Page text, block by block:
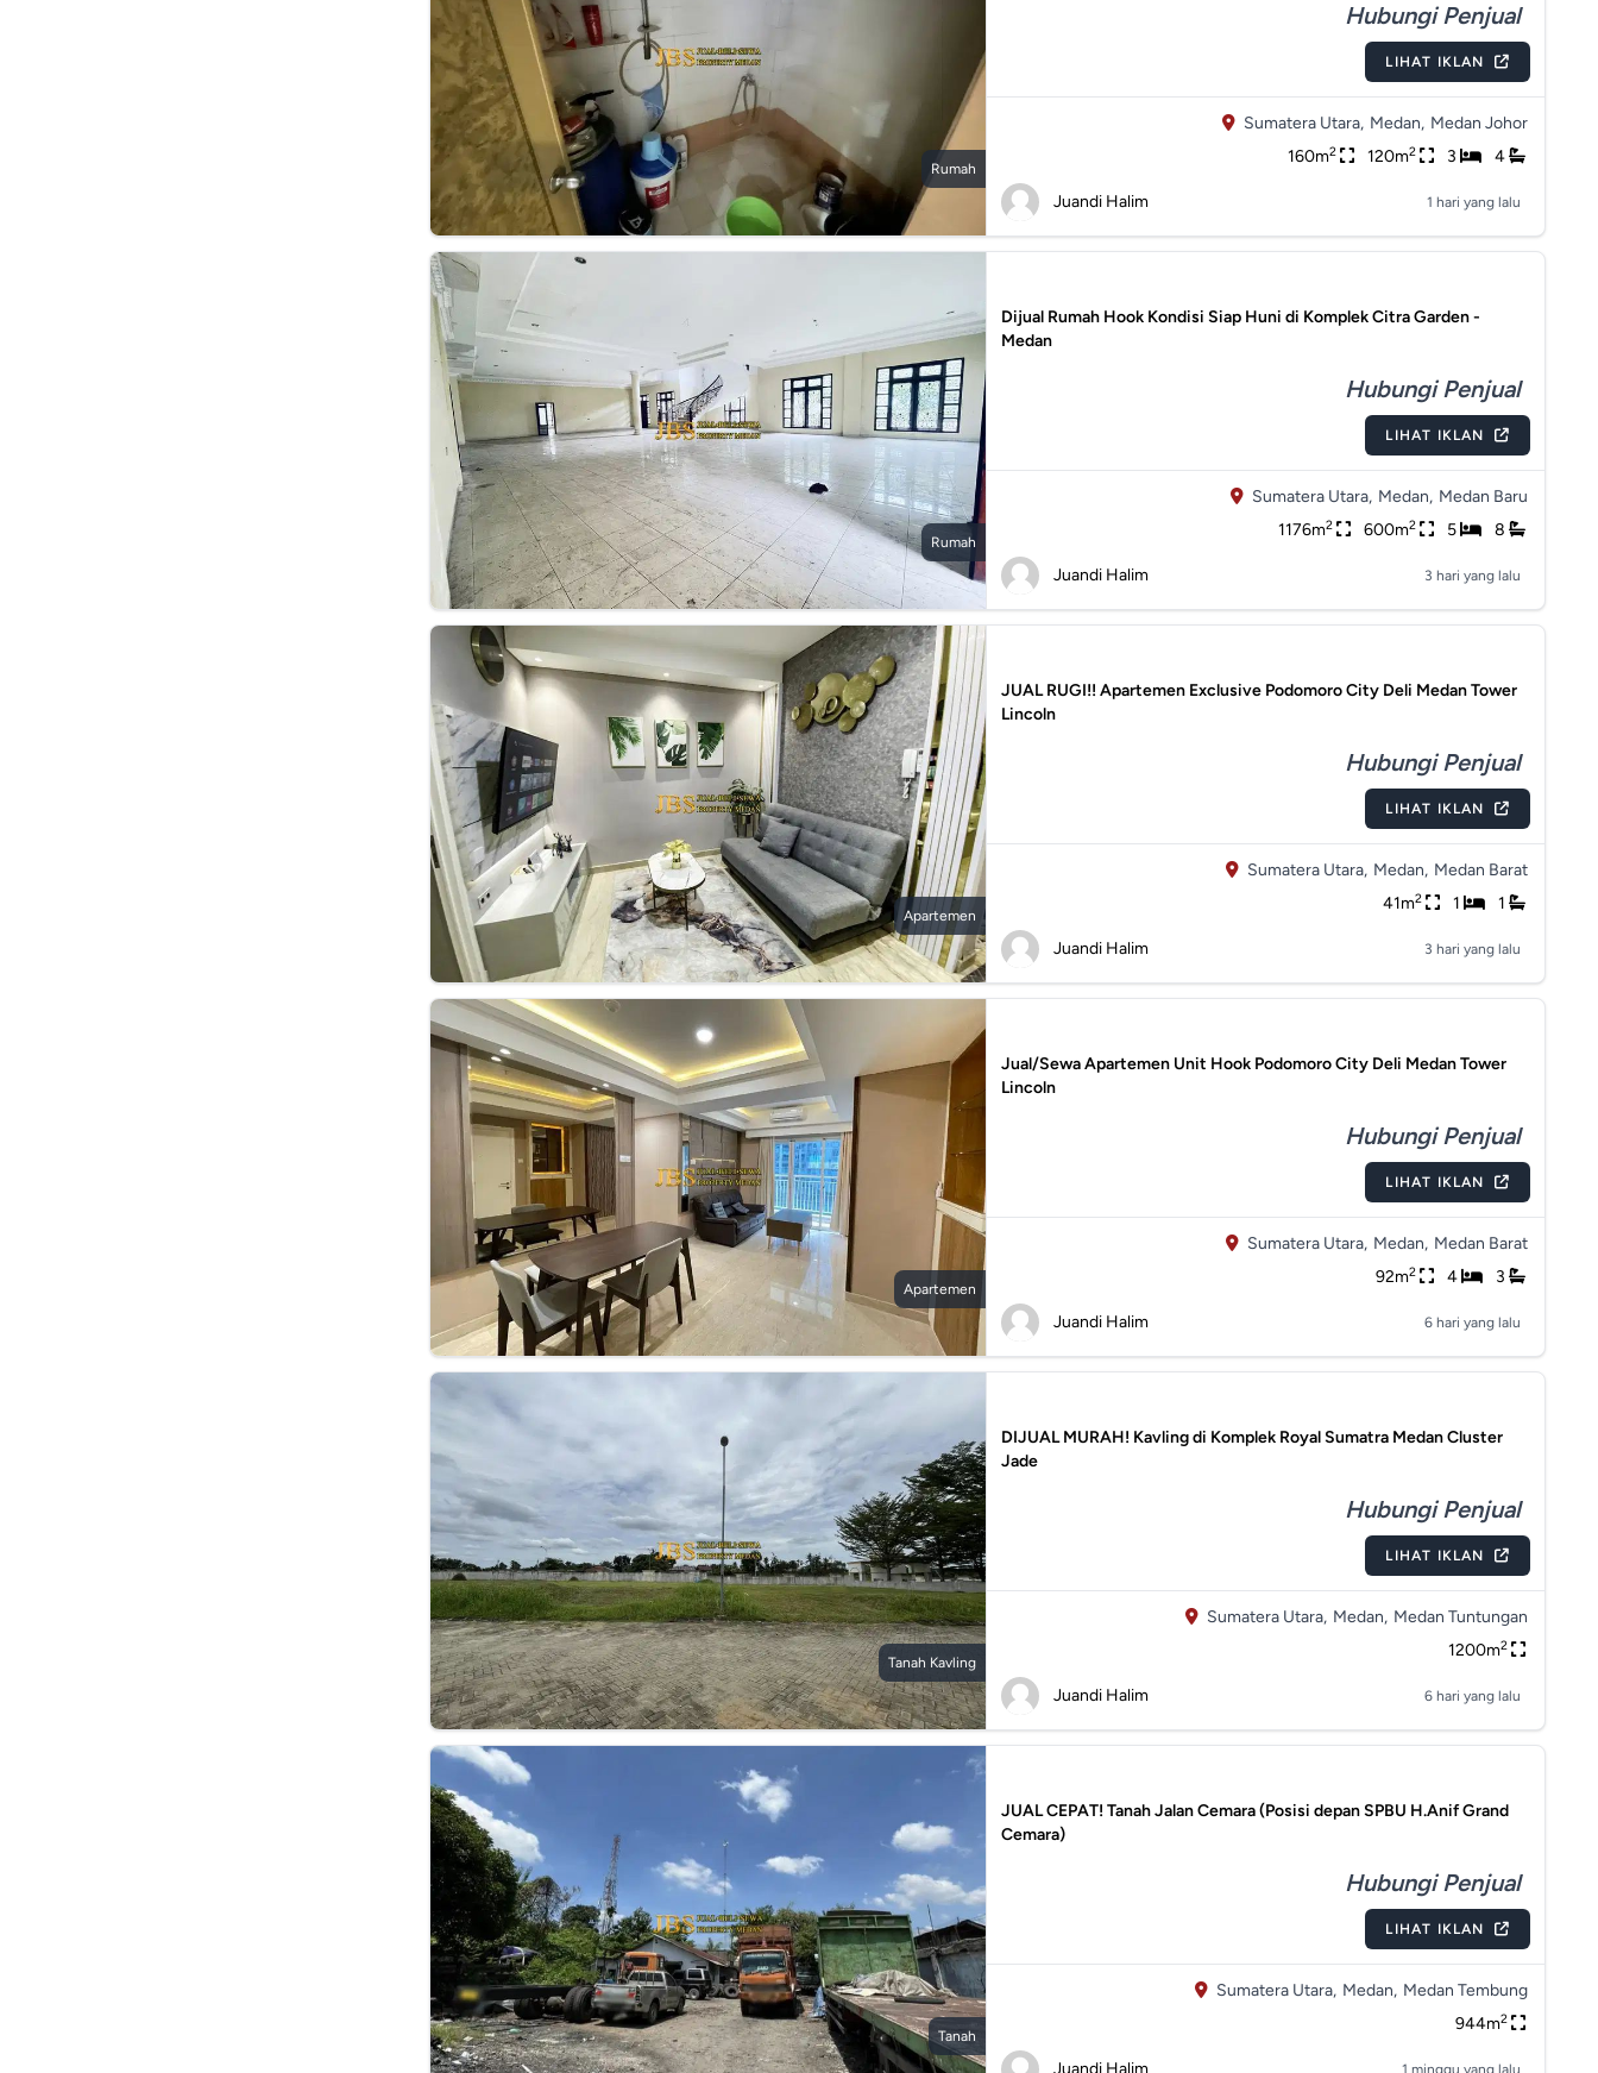
Rumah
Hubungi Penjual
LIHAT IKLAN
Sumatera Utara, Medan, Medan Johor
160m2 120m2 3 4
Juandi Halim 1 hari yang lalu
Rumah
Dijual Rumah Hook Kondisi Siap Huni di Komplek Citra Garden -
Medan
Hubungi Penjual
LIHAT IKLAN
Sumatera Utara, Medan, Medan Baru
1176m2 600m2 5 8
Juandi Halim 3 hari yang lalu
Apartemen
JUAL RUGI!! Apartemen Exclusive Podomoro City Deli Medan Tower
Lincoln
Hubungi Penjual
LIHAT IKLAN
Sumatera Utara, Medan, Medan Barat
41m2 1 1
Juandi Halim 3 hari yang lalu
Apartemen
Jual/Sewa Apartemen Unit Hook Podomoro City Deli Medan Tower
Lincoln
Hubungi Penjual
LIHAT IKLAN
Sumatera Utara, Medan, Medan Barat
92m2 4 3
Juandi Halim 6 hari yang lalu
Tanah Kavling
DIJUAL MURAH! Kavling di Komplek Royal Sumatra Medan Cluster
Jade
Hubungi Penjual
LIHAT IKLAN
Sumatera Utara, Medan, Medan Tuntungan
1200m2
Juandi Halim 6 hari yang lalu
Tanah
JUAL CEPAT! Tanah Jalan Cemara (Posisi depan SPBU H.Anif Grand
Cemara)
Hubungi Penjual
LIHAT IKLAN
Sumatera Utara, Medan, Medan Tembung
944m2
Juandi Halim 1 minggu yang lalu